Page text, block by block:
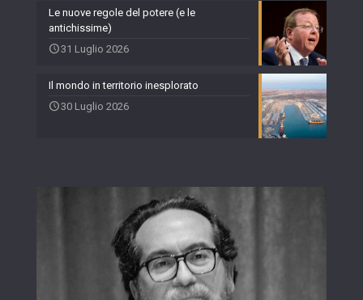
Le nuove regole del potere (e le
antichissime)
31 Luglio 2026
Il mondo in territorio inesplorato
30 Luglio 2026